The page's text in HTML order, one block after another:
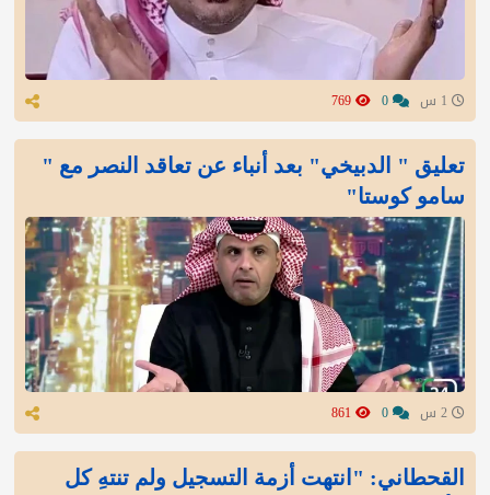
تعليق " الدبيخي" بعد أنباء عن تعاقد النصر مع "
سامو كوستا"
القحطاني: "انتهت أزمة التسجيل ولم تنتهِ كل